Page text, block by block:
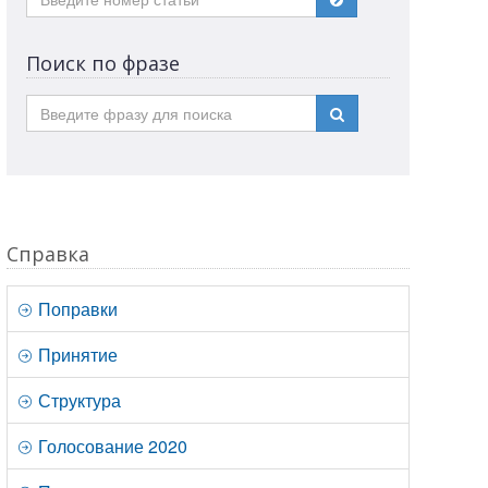
Поиск по фразе
Справка
Поправки
Принятие
Структура
Голосование 2020